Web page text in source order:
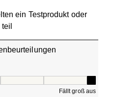
ein Testprodukt oder
Fällt groß aus